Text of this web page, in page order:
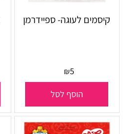
קיסמים לעוגה- ספיידרמן
₪5
הוסף לסל